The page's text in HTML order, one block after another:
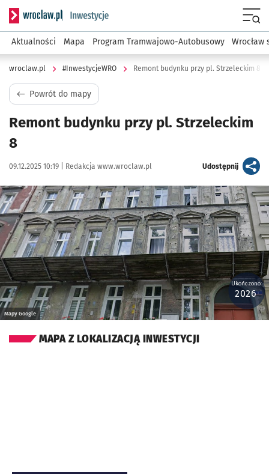
Serwis informacyjny wroclaw.pl podserwis:
Aktualności Mapa Program Tramwajowo-Autobusowy Wrocław
wroclaw.pl #InwestycjeWRO Remont budynku przy pl. Strzeleckim 8
Powrót do mapy
Remont budynku przy pl. Strzeleckim
8
Data publikacji:
09.12.2025 10:19 | Autor:
Redakcja www.wroclaw.pl Udostępnijartykuł
Kliknij, aby powiększyć
Mapy Google
Ukończono:
2026
MAPA Z LOKALIZACJĄ INWESTYCJI